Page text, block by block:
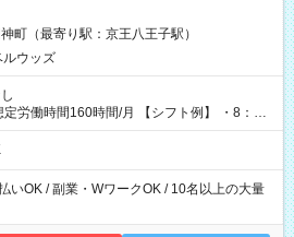
町（最寄り駅：京王八王子駅）
ルウッズ
160時間/月 【シフト例】 ・8：00
いOK / 副業・WワークOK / 10名以上の大量